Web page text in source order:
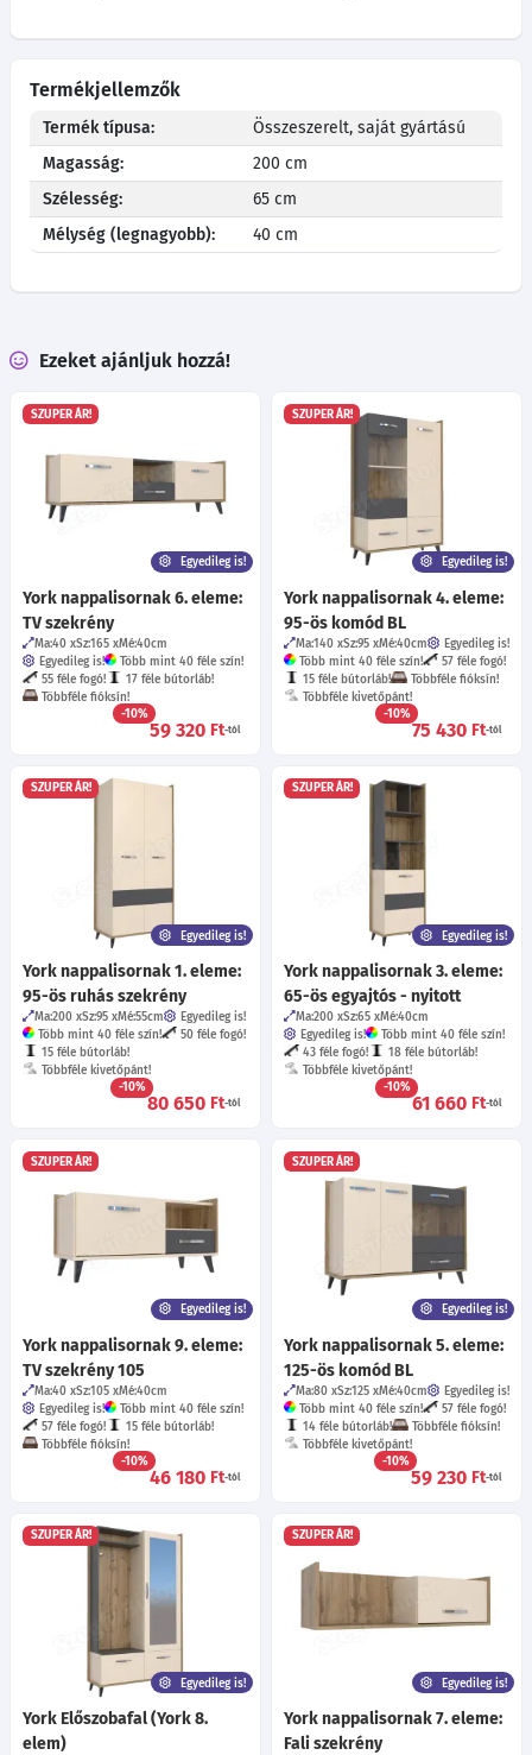
Termékjellemzők
Termék típusa:
Összeszerelt, saját gyártású
Magasság:
200 cm
Szélesség:
65 cm
Mélység (legnagyobb):
40 cm
Ezeket ajánljuk hozzá!
SZUPER ÁR!
Egyedileg is!
York nappalisornak 6. eleme:
TV szekrény
Ma:40 Sz:165 Mé:40cm
Egyedileg is!
Több mint 40 féle szín!
55 féle fogó!
17 féle bútorláb!
Többféle fióksín!
-10%
59 320 Ft-tól
SZUPER ÁR!
Egyedileg is!
York nappalisornak 4. eleme:
95-ös komód BL
Ma:140 Sz:95 Mé:40cm
Egyedileg is!
Több mint 40 féle szín!
57 féle fogó!
15 féle bútorláb!
Többféle fióksín!
Többféle kivetőpánt!
-10%
75 430 Ft-tól
SZUPER ÁR!
Egyedileg is!
York nappalisornak 1. eleme:
95-ös ruhás szekrény
Ma:200 Sz:95 Mé:55cm
Egyedileg is!
Több mint 40 féle szín!
50 féle fogó!
15 féle bútorláb!
Többféle kivetőpánt!
-10%
80 650 Ft-tól
SZUPER ÁR!
Egyedileg is!
York nappalisornak 3. eleme:
65-ös egyajtós - nyitott
Ma:200 Sz:65 Mé:40cm
Egyedileg is!
Több mint 40 féle szín!
43 féle fogó!
18 féle bútorláb!
Többféle kivetőpánt!
-10%
61 660 Ft-tól
SZUPER ÁR!
Egyedileg is!
York nappalisornak 9. eleme:
TV szekrény 105
Ma:40 Sz:105 Mé:40cm
Egyedileg is!
Több mint 40 féle szín!
57 féle fogó!
15 féle bútorláb!
Többféle fióksín!
-10%
46 180 Ft-tól
SZUPER ÁR!
Egyedileg is!
York nappalisornak 5. eleme:
125-ös komód BL
Ma:80 Sz:125 Mé:40cm
Egyedileg is!
Több mint 40 féle szín!
57 féle fogó!
14 féle bútorláb!
Többféle fióksín!
Többféle kivetőpánt!
-10%
59 230 Ft-tól
SZUPER ÁR!
Egyedileg is!
York Előszobafal (York 8.
elem)
SZUPER ÁR!
Egyedileg is!
York nappalisornak 7. eleme:
Fali szekrény